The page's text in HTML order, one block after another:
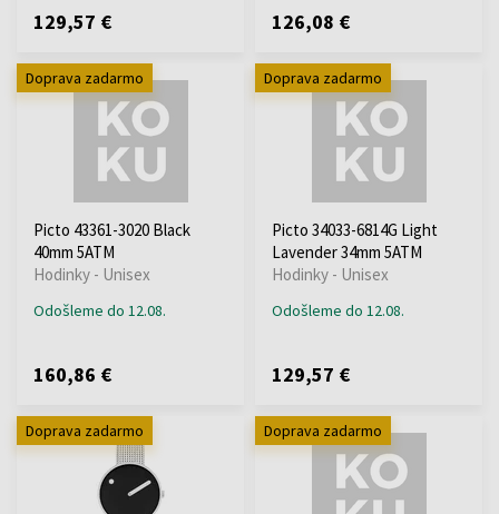
129,57 € 126,08 €
Doprava zadarmo
Picto 43361-3020 Black
40mm 5ATM
Hodinky - Unisex
Odošleme do 12.08.
160,86 €
Doprava zadarmo
Picto 34033-6814G Light
Lavender 34mm 5ATM
Hodinky - Unisex
Odošleme do 12.08.
129,57 €
Doprava zadarmo Doprava zadarmo